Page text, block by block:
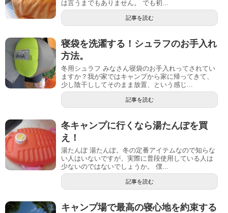
は言うまでもありません。 でも初...
記事を読む
寝袋を洗濯する！シュラフのお手入れ
方法。
冬用シュラフ みなさん寝袋のお手入れってされてい
ますか？我が家ではキャンプから家に帰ってきて、
少し陰干ししてそのまま放置、という感じ...
記事を読む
冬キャンプに行くなら湯たんぽを買
え！
湯たんぽ 湯たんぽ。冬の定番アイテムなので知らな
い人はいないですが、実際に普段使用している人は
少ないのではないでしょうか。 僕...
記事を読む
キャンプ場で最高の寝心地を約束する